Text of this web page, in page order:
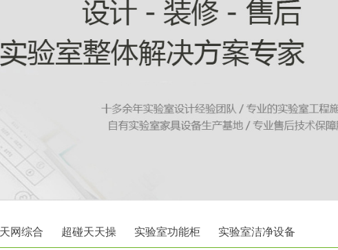
网综合 超碰天天操 实验室功能柜 实验室洁净设备